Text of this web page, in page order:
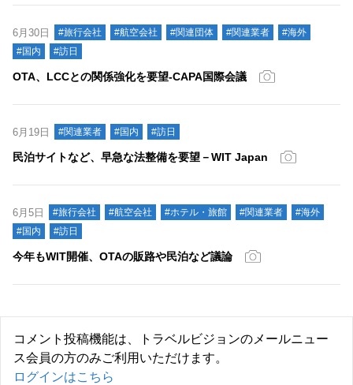
6月30日 #旅行会社 #航空会社 #関連団体 #関連業者
#海外
#国内
#訪日
OTA、LCCとの関係強化を要望‐CAPA国際会議
6月19日 #関連業者 #国内 #訪日
民泊サイトなど、早急な法整備を要望－WIT Japan
6月5日 #旅行会社 #航空会社 #ホテル・旅館 #関連業者
#海外
#国内
#訪日
今年もWIT開催、OTAの販路や民泊など議論
コメント投稿機能は、トラベルビジョンのメールニュー
ス会員の方のみご利用いただけます。
ログインはこちら